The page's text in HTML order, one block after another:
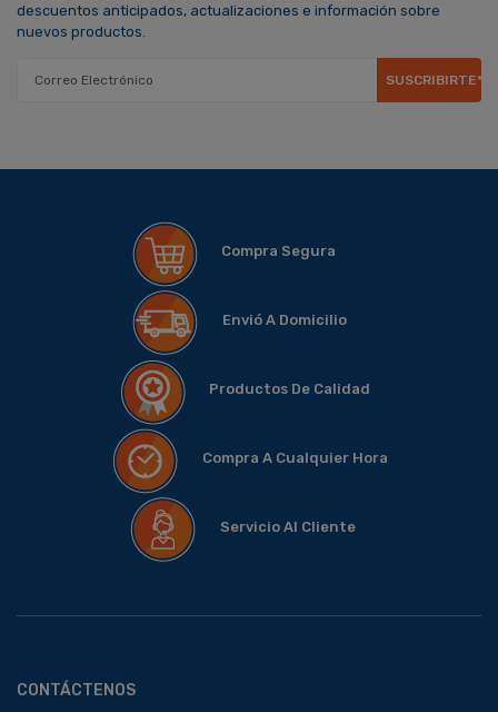
descuentos anticipados, actualizaciones e información sobre
nuevos productos.
SUSCRIBIRTE*
Compra Segura
Envió A Domicilio
Productos De Calidad
Compra A Cualquier Hora
Servicio Al Cliente
CONTÁCTENOS